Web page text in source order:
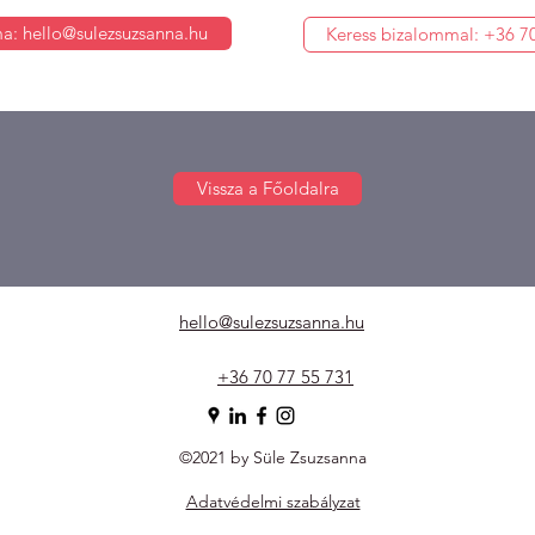
hello@sulezsuzsanna.hu Keress bizalommal: +36
Vissza a Főoldalra
hello@sulezsuzsanna.hu
+36 70 77 55 731
©2021 by Süle Zsuzsanna
Adatvédelmi szabályzat